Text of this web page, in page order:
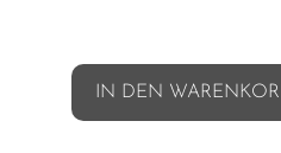
IN DEN